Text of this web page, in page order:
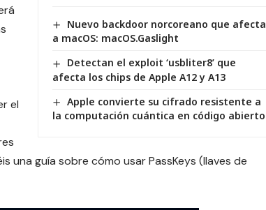
Nuevo backdoor norcoreano que afecta
a macOS: macOS.Gaslight
Detectan el exploit ‘usbliter8’ que
afecta los chips de Apple A12 y A13
Apple convierte su cifrado resistente a
la computación cuántica en código abierto
el
una guía sobre cómo usar PassKeys (llaves de